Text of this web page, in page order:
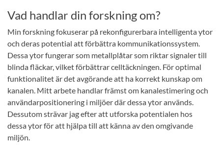
Vad handlar din forskning om?
Min forskning fokuserar på rekonfigurerbara intelligenta ytor
och deras potential att förbättra kommunikationssystem.
Dessa ytor fungerar som metallplåtar som riktar signaler till
blinda fläckar, vilket förbättrar celltäckningen. För optimal
funktionalitet är det avgörande att ha korrekt kunskap om
kanalen. Mitt arbete handlar främst om kanalestimering och
användarpositionering i miljöer där dessa ytor används.
Dessutom strävar jag efter att utforska potentialen hos
dessa ytor för att hjälpa till att känna av den omgivande
miljön.